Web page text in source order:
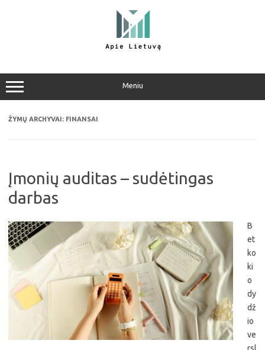
Meniu
ŽYMŲ ARCHYVAI: FINANSAI
Įmonių auditas – sudėtingas
darbas
B
et
ko
ki
o
dy
dž
io
ve